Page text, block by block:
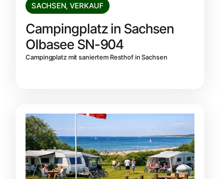
SACHSEN, VERKAUF
Campingplatz in Sachsen
Olbasee SN-904
Campingplatz mit saniertem Resthof in Sachsen